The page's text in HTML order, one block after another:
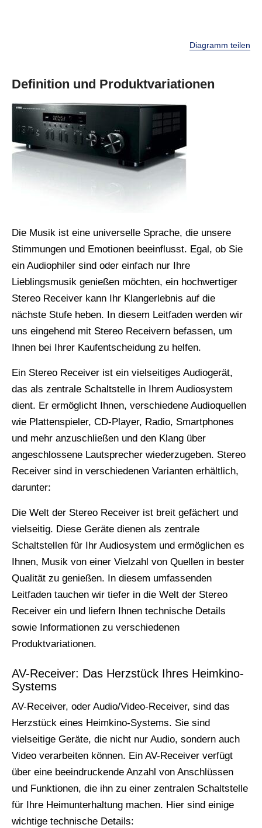
Diagramm teilen
Definition und Produktvariationen
Die Musik ist eine universelle Sprache, die unsere
Stimmungen und Emotionen beeinflusst. Egal, ob Sie
ein Audiophiler sind oder einfach nur Ihre
Lieblingsmusik genießen möchten, ein hochwertiger
Stereo Receiver kann Ihr Klangerlebnis auf die
nächste Stufe heben. In diesem Leitfaden werden wir
uns eingehend mit Stereo Receivern befassen, um
Ihnen bei Ihrer Kaufentscheidung zu helfen.
Ein Stereo Receiver ist ein vielseitiges Audiogerät,
das als zentrale Schaltstelle in Ihrem Audiosystem
dient. Er ermöglicht Ihnen, verschiedene Audioquellen
wie Plattenspieler, CD-Player, Radio, Smartphones
und mehr anzuschließen und den Klang über
angeschlossene Lautsprecher wiederzugeben. Stereo
Receiver sind in verschiedenen Varianten erhältlich,
darunter:
Die Welt der Stereo Receiver ist breit gefächert und
vielseitig. Diese Geräte dienen als zentrale
Schaltstellen für Ihr Audiosystem und ermöglichen es
Ihnen, Musik von einer Vielzahl von Quellen in bester
Qualität zu genießen. In diesem umfassenden
Leitfaden tauchen wir tiefer in die Welt der Stereo
Receiver ein und liefern Ihnen technische Details
sowie Informationen zu verschiedenen
Produktvariationen.
AV-Receiver: Das Herzstück Ihres Heimkino-
Systems
AV-Receiver, oder Audio/Video-Receiver, sind das
Herzstück eines Heimkino-Systems. Sie sind
vielseitige Geräte, die nicht nur Audio, sondern auch
Video verarbeiten können. Ein AV-Receiver verfügt
über eine beeindruckende Anzahl von Anschlüssen
und Funktionen, die ihn zu einer zentralen Schaltstelle
für Ihre Heimunterhaltung machen. Hier sind einige
wichtige technische Details: